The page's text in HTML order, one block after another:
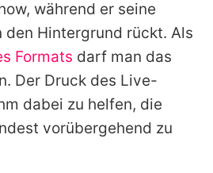
während er seine
den Hintergrund rückt. Als
Formats darf man das
Der Druck des Live-
dabei zu helfen, die
vorübergehend zu